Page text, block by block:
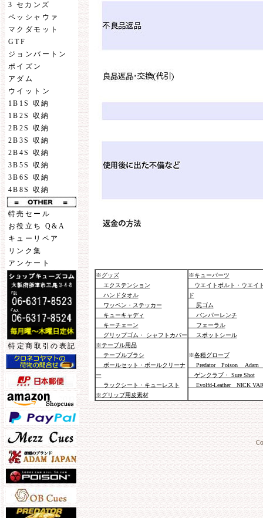
3 セカンズ
ペッシャウァ
マクダモット
GTF
ジョンバートン
ポイズン
アダム
ウイットン
1B1S 収納
1B2S 収納
2B2S 収納
2B3S 収納
2B4S 収納
3B5S 収納
3B6S 収納
4B8S 収納
特売セール
お役立ち Q&A
キューリペア
リンク集
アンケート
特定商取引の表記
※グッズ
エクステンション
ハンドタオル
ワッペン・ステッカー
キューキャディ
キーチェーン
グリップゴム・ シャフトカバー
※テーブル用品
テーブルブラシ
ボールセット・ボールクリーナ
ー
ラックシート・キューレスト
※グリップ用皮素材
※キューパーツ
ウエイトボルト・ウエイ
ド
尻ゴム
バンパーレンチ
フェーラル
スポットシール
※各種グローブ
Predator Poison
ゲンクラブ・ Sure Shot
Evolfd-Leather NICK